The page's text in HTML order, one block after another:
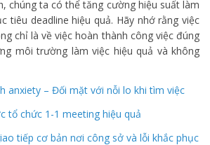
chúng ta có thể tăng cường hiệu suất làm
tiêu deadline hiệu quả. Hãy nhớ rằng việc
chỉ là về việc hoàn thành công việc đúng
môi trường làm việc hiệu quả và không
anxiety – Đối mặt với nỗi lo khi tìm việc
tổ chức 1-1 meeting hiệu quả
tiếp cơ bản nơi công sở và lỗi khắc phục